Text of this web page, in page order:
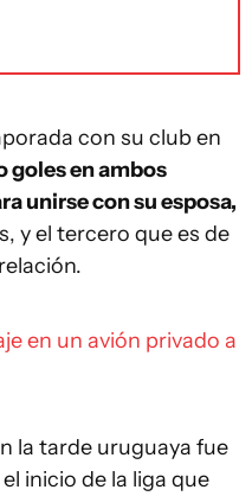
con su club en
goles en ambos
unirse con su esposa,
y el tercero que es de
en un avión privado a
la tarde uruguaya fue
inicio de la liga que